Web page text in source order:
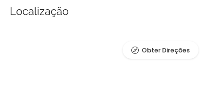
Localização
Obter Direções